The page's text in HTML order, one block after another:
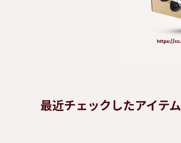
最近チェックしたアイテム